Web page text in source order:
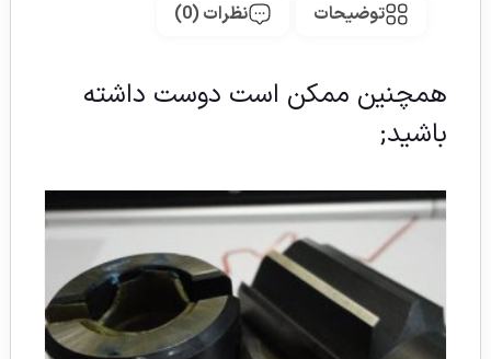
توضیحات نظرات (0)
همچنین ممکن است دوست داشته
باشید;